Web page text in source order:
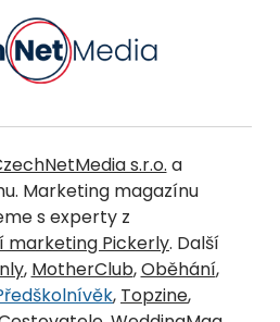
s.r.o. a
Marketing magazínu
s experty z
marketing Pickerly. Další
, MotherClub,Oběhání,
, Topzine,